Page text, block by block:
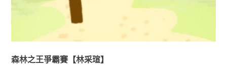
森林之王爭霸賽【林采瑄】